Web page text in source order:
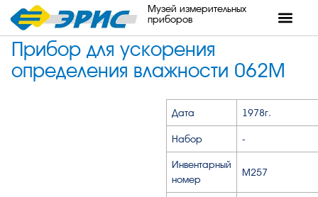
Музей измерительных
приборов
Прибор для ускорения
определения влажности 062М
Дата 1978г.
Набор -
Инвентарный
номер
М257